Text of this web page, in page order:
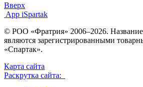
Вверх
App iSpartak
© РОО «Фратрия» 2006–2026.
являются зарегистрированными
«Спартак».
Карта сайта
Раскрутка сайта: